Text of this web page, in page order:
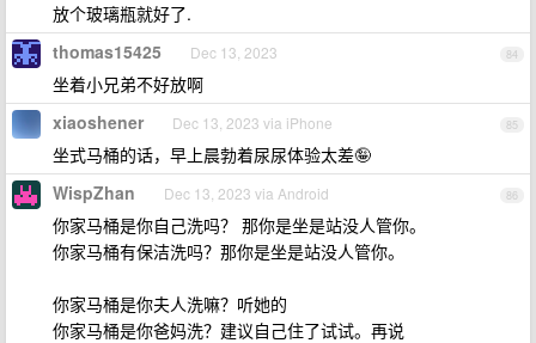
放个玻璃瓶就好了.
84
thomas15425 Dec 13, 2023
坐着小兄弟不好放啊
85
xiaoshener Dec 13, 2023 via iPhone
坐式马桶的话，早上晨勃着尿尿体验太差🤪
86
WispZhan Dec 13, 2023 via Android
你家马桶是你自己洗吗？ 那你是坐是站没人管你。
你家马桶有保洁洗吗？那你是坐是站没人管你。
你家马桶是你夫人洗嘛？听她的
你家马桶是你爸妈洗？建议自己住了试试。再说